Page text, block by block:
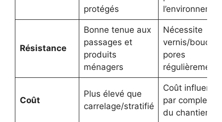
protégés
Résistance
Bonne tenue aux
passages et
produits
ménagers
Nécessite
vernis/
pores
régulièrement
Coût
Plus élevé que
carrelage/stratifié
Coût influencé
par complexité
du chantier